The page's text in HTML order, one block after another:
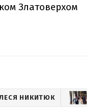
Златоверхом
НИКИТЮК